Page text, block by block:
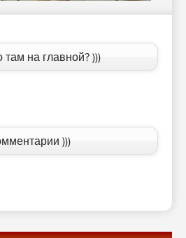
там на главной? )))
)))